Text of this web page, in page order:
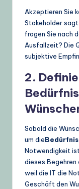
Akzeptieren Sie
Stakeholder
fragen Sie nach
Ausfallzeit? Die
subjektive
2.
Sobald die
um die
Notwendigkeit
dieses
weil die IT die
Geschäft den